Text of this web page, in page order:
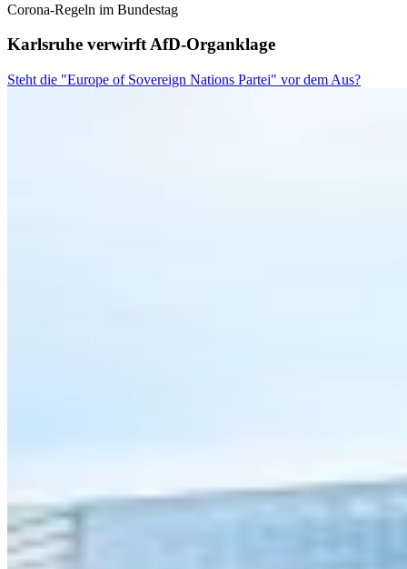
Corona-Regeln im Bundestag
Karlsruhe verwirft AfD-Organklage
Steht die "Europe of Sovereign Nations Partei" vor dem Aus?